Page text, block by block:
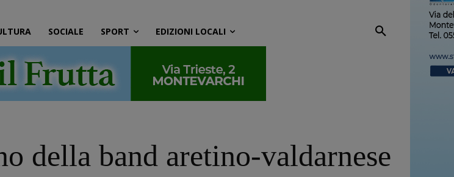
SOCIALE SPORT EDIZIONI LOCALI
della band aretino-valdarnese